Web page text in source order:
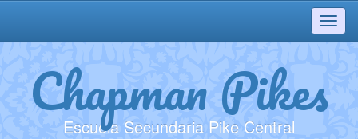
Chapman Pikes
Escuela Secundaria Pike Central